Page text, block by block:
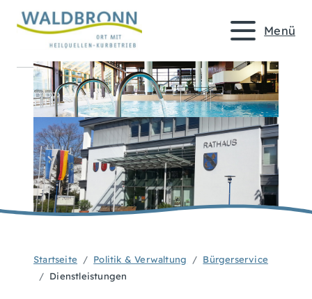
Menü
Startseite Politik & Verwaltung
Bürgerservice
Dienstleistungen